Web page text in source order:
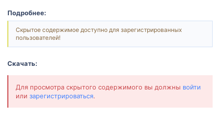
Подробнее:
Скрытое содержимое доступно для зарегистрированных
пользователей!
Скачать:
Для просмотра скрытого содержимого вы должны войти
или зарегистрироваться.